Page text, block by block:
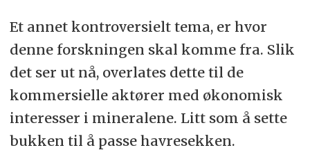
Et annet kontroversielt tema, er hvor
denne forskningen skal komme fra. Slik
det ser ut nå, overlates dette til de
kommersielle aktører med økonomisk
interesser i mineralene. Litt som å sette
bukken til å passe havresekken.